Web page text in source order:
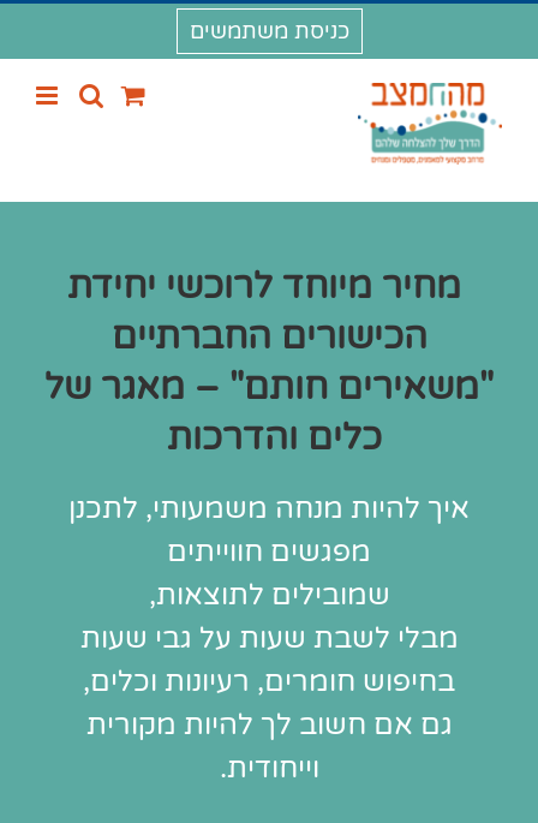
לתוכן
כניסת משתמשים
מחיר מיוחד לרוכשי יחידת
הכישורים החברתיים
"משאירים חותם" – מאגר של
כלים והדרכות
איך להיות מנחה משמעותי, לתכנן
מפגשים חווייתים
שמובילים לתוצאות,
מבלי לשבת שעות על גבי שעות
בחיפוש חומרים, רעיונות וכלים,
גם אם חשוב לך להיות מקורית
וייחודית.